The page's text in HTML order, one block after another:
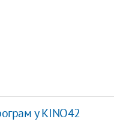
у КINO42